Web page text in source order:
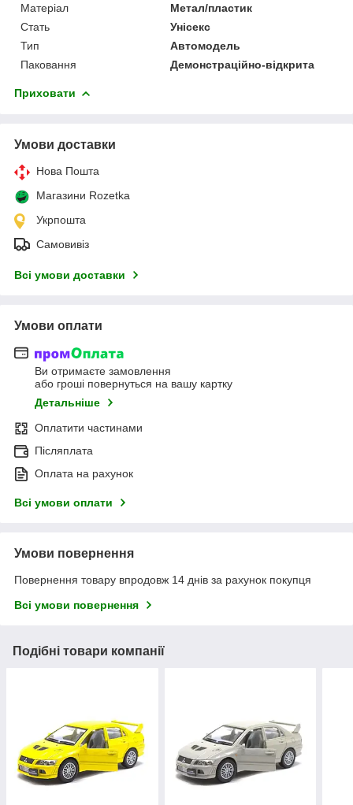
Матеріал
Метал/пластик
Стать
Унісекс
Тип
Автомодель
Паковання
Демонстраційно-відкрита
Приховати
Умови доставки
Нова Пошта
Магазини Rozetka
Укрпошта
Самовивіз
Всі умови доставки
Умови оплати
Ви отримаєте замовлення
або гроші повернуться на вашу картку
Детальніше
Оплатити частинами
Післяплата
Оплата на рахунок
Всі умови оплати
Умови повернення
Повернення товару впродовж 14 днів за рахунок покупця
Всі умови повернення
Подібні товари компанії